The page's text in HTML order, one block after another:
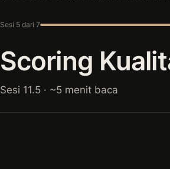
Sesi 5 dari 7
Scoring
Sesi 11.5 · ~5 menit baca